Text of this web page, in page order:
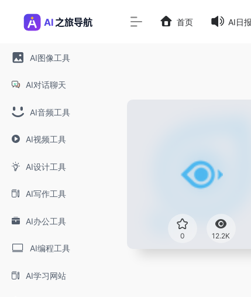
AI图像工具
AI对话聊天
AI音频工具
AI视频工具
AI设计工具
AI写作工具
AI办公工具
AI编程工具
AI学习网站
首页 AI日报
0 12.2K